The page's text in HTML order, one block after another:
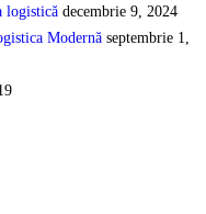
logistică decembrie 9, 2024
Modernă septembrie 1,